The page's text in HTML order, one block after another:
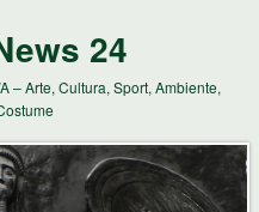
24
– Arte, Cultura, Sport, Ambiente,